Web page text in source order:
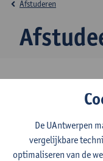
Afstuderen
Weet je niet goed hoe
ontdekken welke job
sollicitatietips? Ervaar
loopbaancoach van
afstudeercoaching .
De UAntwerpen
vergelijkbare
optimaliseren van de